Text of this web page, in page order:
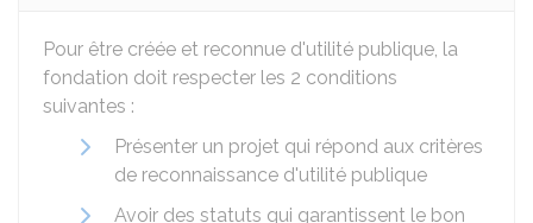
Pour être créée et reconnue d'utilité publique, la
fondation doit respecter les 2 conditions
suivantes :
Présenter un projet qui répond aux critères
de reconnaissance d'utilité publique
Avoir des statuts qui garantissent le bon